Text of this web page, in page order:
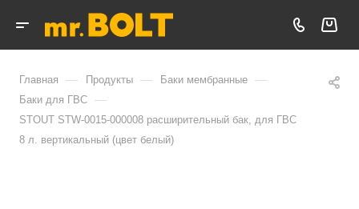
Главная — Продукты — Баки мембранные —
Баки для ГВС —
STOUT STW-0015-000008 расширительный бак, для ГВС
8 л. вертикальный (цвет белый)